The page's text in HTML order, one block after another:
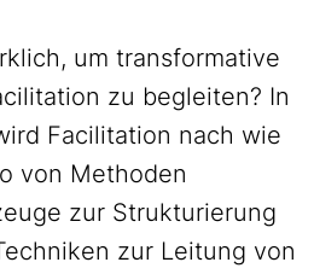
um transformative
zu begleiten? In
Facilitation nach wie
von Methoden
zur Strukturierung
zur Leitung von